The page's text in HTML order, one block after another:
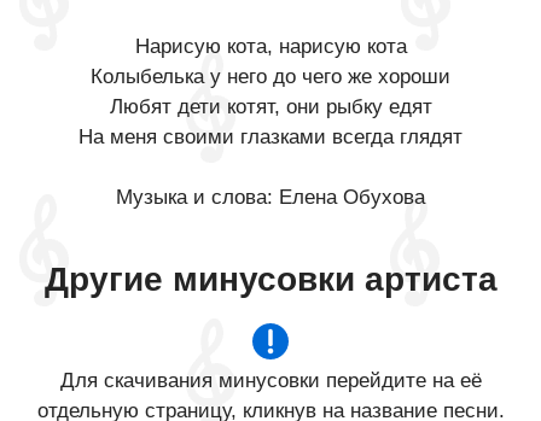
Нарисую кота, нарисую кота
Колыбелька у него до чего же хороши
Любят дети котят, они рыбку едят
На меня своими глазками всегда глядят
Музыка и слова: Елена Обухова
Другие минусовки артиста
Для скачивания минусовки перейдите на её
отдельную страницу, кликнув на название песни.